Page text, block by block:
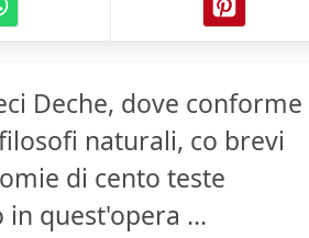
Deche, dove conforme
naturali, co brevi
di cento teste
quest'opera ...